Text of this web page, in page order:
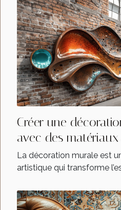
Créer une
avec des
La décoration murale est
artistique qui transforme